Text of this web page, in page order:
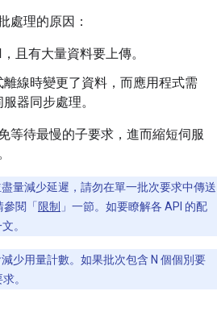
處理的原因：
且有大量資料要上傳。
線時變更了資料，而應用程式需
器同步處理。
等待最慢的子要求，進而縮短伺服
量減少延遲，請勿在單一批次要求中傳送
閱「 限制 」一節。如要瞭解各 API 的配
。
少用量計數。如果批次包含 N 個個別要
。